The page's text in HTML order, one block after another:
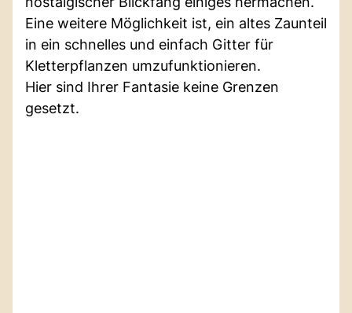
Eine weitere Möglichkeit ist, ein altes Zaunteil
in ein schnelles und einfach Gitter für
Kletterpflanzen umzufunktionieren.
Hier sind Ihrer Fantasie keine Grenzen
gesetzt.